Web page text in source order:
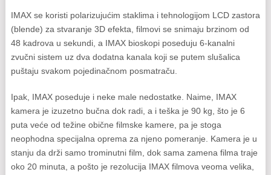
IMAX se koristi polarizujućim staklima i tehnologijom LCD zastora
(blende) za stvaranje 3D efekta, filmovi se snimaju brzinom od
48 kadrova u sekundi, a IMAX bioskopi poseduju 6-kanalni
zvučni sistem uz dva dodatna kanala koji se putem slušalica
puštaju svakom pojedinačnom posmatraču.
Ipak, IMAX poseduje i neke male nedostatke. Naime, IMAX
kamera je izuzetno bučna dok radi, a i teška je 90 kg, što je 6
puta veće od težine obične filmske kamere, pa je stoga
neophodna specijalna oprema za njeno pomeranje. Kamera je u
stanju da drži samo trominutni film, dok sama zamena filma traje
oko 20 minuta, a pošto je rezolucija IMAX filmova veoma velika,